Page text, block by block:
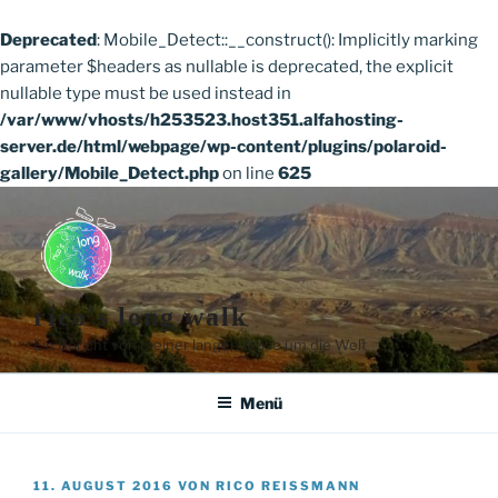
Deprecated: Mobile_Detect::__construct(): Implicitly marking
parameter $headers as nullable is deprecated, the explicit
nullable type must be used instead in
/var/www/vhosts/h253523.host351.alfahosting-
server.de/html/webpage/wp-content/plugins/polaroid-
gallery/Mobile_Detect.phpon line 625
springen
rico's long walk
Ein Bericht von meiner langen Reise um die Welt
Menü
VERÖFFENTLICHT
11. AUGUST 2016 VON RICO REISSMANN